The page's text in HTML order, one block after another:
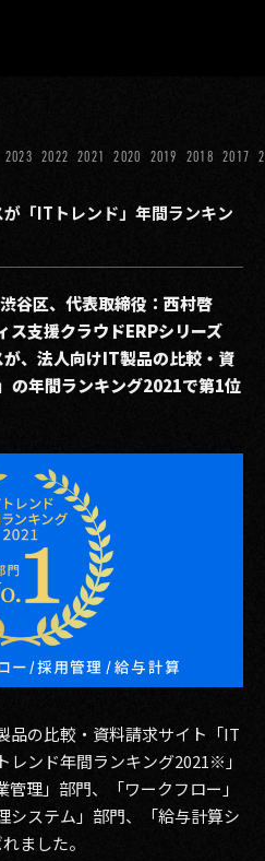
ブカン
ーム
ディア
女図鑑
ドラ
他事業
2023 2022 2021 2020 2019 2018 2017
が「ITトレンド」年間ランキン
谷区、代表取締役：西村啓
ス支援クラウドERPシリーズ
が、法人向けIT製品の比較・資
の年間ランキング2021で第1位
品の比較・資料請求サイト「IT
レンド年間ランキング2021※」
理」部門、「ワークフロー」
システム」部門、「給与計算シ
ました。